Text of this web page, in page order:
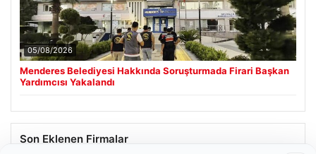
05/08/2026
Menderes Belediyesi Hakkında Soruşturmada Firari Başkan
Yardımcısı Yakalandı
Son Eklenen Firmalar